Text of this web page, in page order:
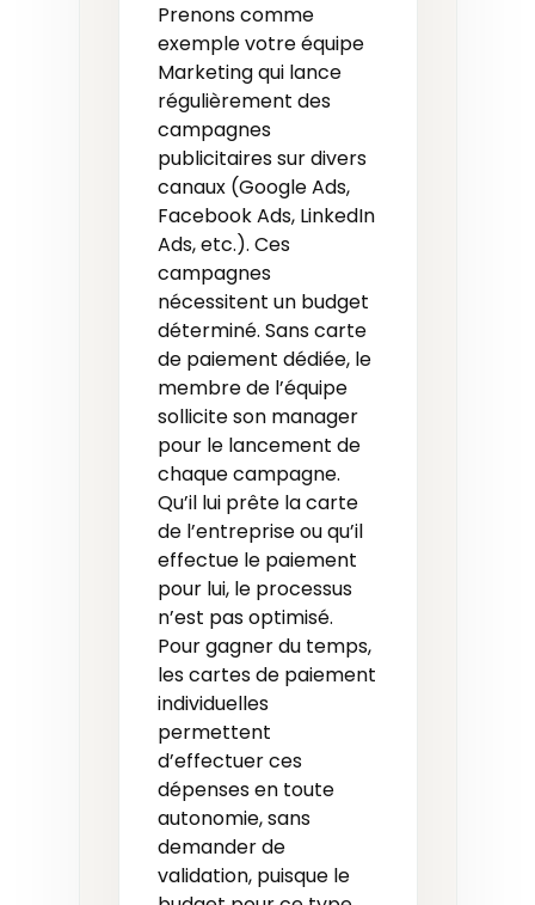
Prenons comme
exemple votre équipe
Marketing qui lance
régulièrement des
campagnes
publicitaires sur divers
canaux (Google Ads,
Facebook Ads, LinkedIn
Ads, etc.). Ces
campagnes
nécessitent un budget
déterminé. Sans carte
de paiement dédiée, le
membre de l’équipe
sollicite son manager
pour le lancement de
chaque campagne.
Qu’il lui prête la carte
de l’entreprise ou qu’il
effectue le paiement
pour lui, le processus
n’est pas optimisé.
Pour gagner du temps,
les cartes de paiement
individuelles
permettent
d’effectuer ces
dépenses en toute
autonomie, sans
demander de
validation, puisque le